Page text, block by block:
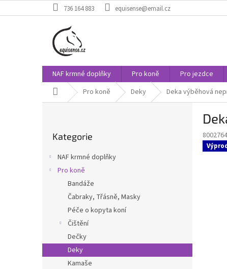
na
736 164 883 equisense@email.cz
NAF krmné doplňky Pro koně Pro jezdce
Domů Pro koně Deky Deka výběhová
e
l
kategorie
Kategorie
NAF krmné doplňky
Pro koně
Bandáže
Čabraky, Třásně, Masky
Péče o kopyta koní
Čištění
Dečky
Deky
Kamaše